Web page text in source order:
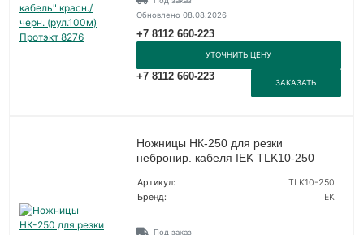
Обновлено 08.08.2026
+7 8112 660-223
УТОЧНИТЬ ЦЕНУ
+7 8112 660-223
ЗАКАЗАТЬ
Ножницы НК-250 для резки
небронир. кабеля IEK TLK10-250
Артикул:
TLK10-250
Бренд:
IEK
Под заказ